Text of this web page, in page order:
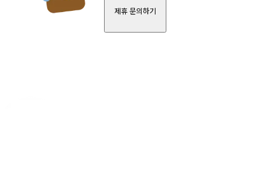
제휴 문의하기